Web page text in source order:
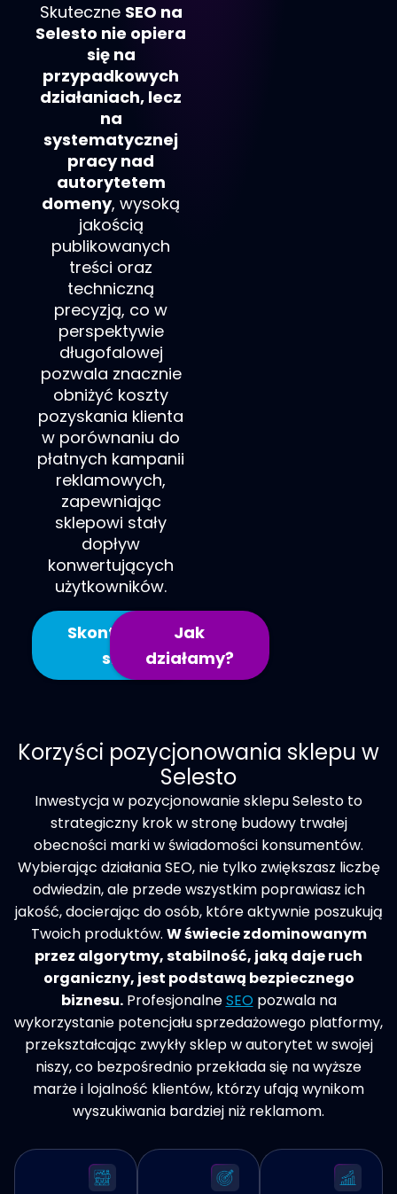
Skuteczne SEO na
Selesto nie opiera
się na
przypadkowych
działaniach, lecz
na
systematycznej
pracy nad
autorytetem
domeny, wysoką
jakością
publikowanych
treści oraz
techniczną
precyzją, co w
perspektywie
długofalowej
pozwala znacznie
obniżyć koszty
pozyskania klienta
w porównaniu do
płatnych kampanii
reklamowych,
zapewniając
sklepowi stały
dopływ
konwertujących
użytkowników.
Skontaktuj
się
Jak
działamy?
Korzyści pozycjonowania sklepu w
Selesto
Inwestycja w pozycjonowanie sklepu Selesto to
strategiczny krok w stronę budowy trwałej
obecności marki w świadomości konsumentów.
Wybierając działania SEO, nie tylko zwiększasz liczbę
odwiedzin, ale przede wszystkim poprawiasz ich
jakość, docierając do osób, które aktywnie poszukują
Twoich produktów. W świecie zdominowanym
przez algorytmy, stabilność, jaką daje ruch
organiczny, jest podstawą bezpiecznego
biznesu.ProfesjonalneSEO pozwala na
wykorzystanie potencjału sprzedażowego platformy,
przekształcając zwykły sklep w autorytet w swojej
niszy, co bezpośrednio przekłada się na wyższe
marże i lojalność klientów, którzy ufają wynikom
wyszukiwania bardziej niż reklamom.